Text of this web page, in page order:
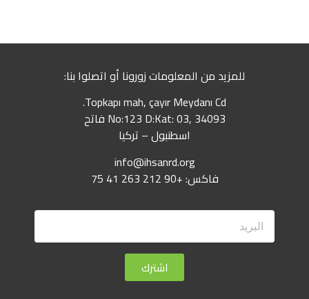
للمزيد من المعلومات زورونا أو اتصلوا بنا:
Topkapı mah, çayır Meydanı Cd.
No:123 D:Kat: 03, 34093 فاتح
اسطنبول – تركيا
info@ihsanrd.org
فاكس: +90 212 263 41 75
اشترك